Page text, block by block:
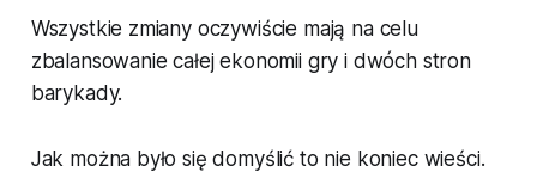
Wszystkie zmiany oczywiście mają na celu
zbalansowanie całej ekonomii gry i dwóch stron
barykady.
Jak można było się domyślić to nie koniec wieści.